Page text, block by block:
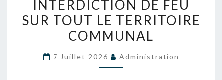
DE
SUR
LE
INTERDICTION DE FEU
SUR TOUT LE TERRITOIRE
COMMUNAL
7 Juillet 2026 Administration